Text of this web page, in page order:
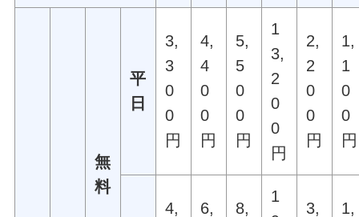
無
料
平
日
3,
3
0
0
円
4,
4
0
0
円
5,
5
0
0
円
1
3,
2
0
0
円
2,
2
0
0
円
1,
1
0
0
円
4,
6,
8,
1
3,
1,